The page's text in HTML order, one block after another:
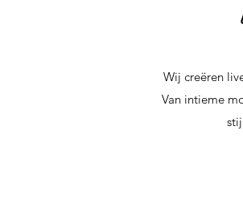
Wij creëren
Van intieme